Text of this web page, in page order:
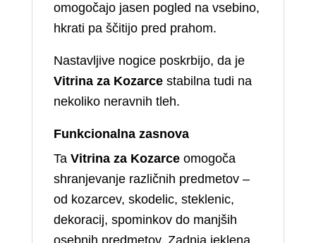
omogočajo jasen pogled na vsebino,
hkrati pa ščitijo pred prahom.
Nastavljive nogice poskrbijo, da je
Vitrina za Kozarcestabilna tudi na
nekoliko neravnih tleh.
Funkcionalna zasnova
Ta Vitrina za Kozarceomogoča
shranjevanje različnih predmetov –
od kozarcev, skodelic, steklenic,
dekoracij, spominkov do manjših